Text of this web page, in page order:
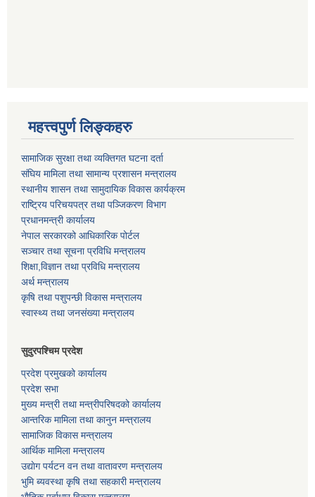
महत्त्वपुर्ण लिङ्कहरु
सामाजिक सुरक्षा तथा व्यक्तिगत घटना दर्ता
संघिय मामिला तथा सामान्य प्रशासन मन्त्रालय
स्थानीय शासन तथा सामुदायिक विकास कार्यक्रम
राष्ट्रिय परिचयपत्र तथा पञ्जिकरण विभाग
प्रधानमन्त्री कार्यालय
नेपाल सरकारको आधिकारिक पोर्टल
सञ्‍चार तथा सूचना प्रविधि मन्त्रालय
शिक्षा,विज्ञान तथा प्रविधि मन्त्रालय
अर्थ मन्त्रालय
कृषि तथा पशुपन्छी विकास मन्त्रालय
स्वास्थ्य तथा जनसंख्या मन्त्रालय
सुदुरपश्चिम प्रदेश
प्रदेश प्रमुखको कार्यालय
प्रदेश सभा
मुख्य मन्त्री तथा मन्त्रीपरिषदको कार्यालय
आन्तरिक मामिला तथा कानुन मन्त्रालय
सामाजिक विकास मन्त्रालय
आर्थिक मामिला मन्त्रालय
उद्याेग पर्यटन वन तथा वातावरण मन्त्रालय
भुमि ब्यवस्था कृषि तथा सहकारी मन्त्रालय